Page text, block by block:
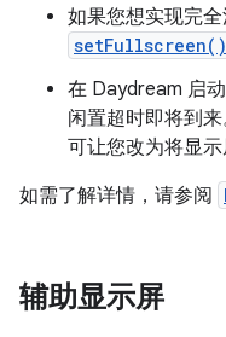
如果您想实现完
setFullscreen()
在 Daydream 启
闲置超时即将到
可让您改为将显示
如需了解详情，请参阅
辅助显示屏